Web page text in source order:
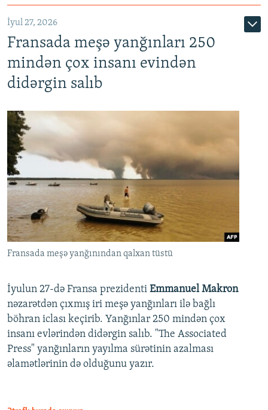
İyul 27, 2026
Fransada meşə yanğınları 250
mindən çox insanı evindən
didərgin salıb
Fransada meşə yanğınından qalxan tüstü
İyulun 27-də Fransa prezidenti Emmanuel Makron
nəzarətdən çıxmış iri meşə yanğınları ilə bağlı
böhran iclası keçirib. Yanğınlar 250 mindən çox
insanı evlərindən didərgin salıb. "The Associated
Press" yanğınların yayılma sürətinin azalması
əlamətlərinin də olduğunu yazır.